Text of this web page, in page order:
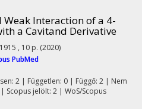
Weak Interaction of a 4-
a Cavitand Derivative
, 10 p. (2020)
PubMed
2| Független: 0 | Függő: 2 | Nem
Scopus jelölt: 2 | WoS/Scopus